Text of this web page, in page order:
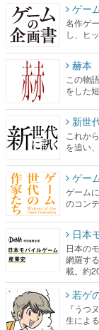
ゲー
名作ゲ
し、ヒ
赫本
この物
をした
新世
これか
を追い
ゲー
ゲーム
のコン
日本
日本の
網羅す
載。約
若ゲ
『うつ
生によ